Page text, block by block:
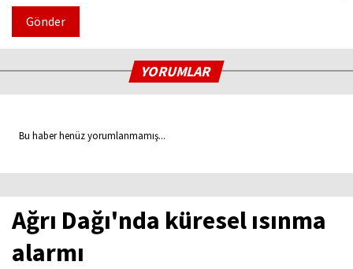
Gönder
YORUMLAR
Bu haber henüz yorumlanmamış...
Ağrı Dağı'nda küresel ısınma
alarmı